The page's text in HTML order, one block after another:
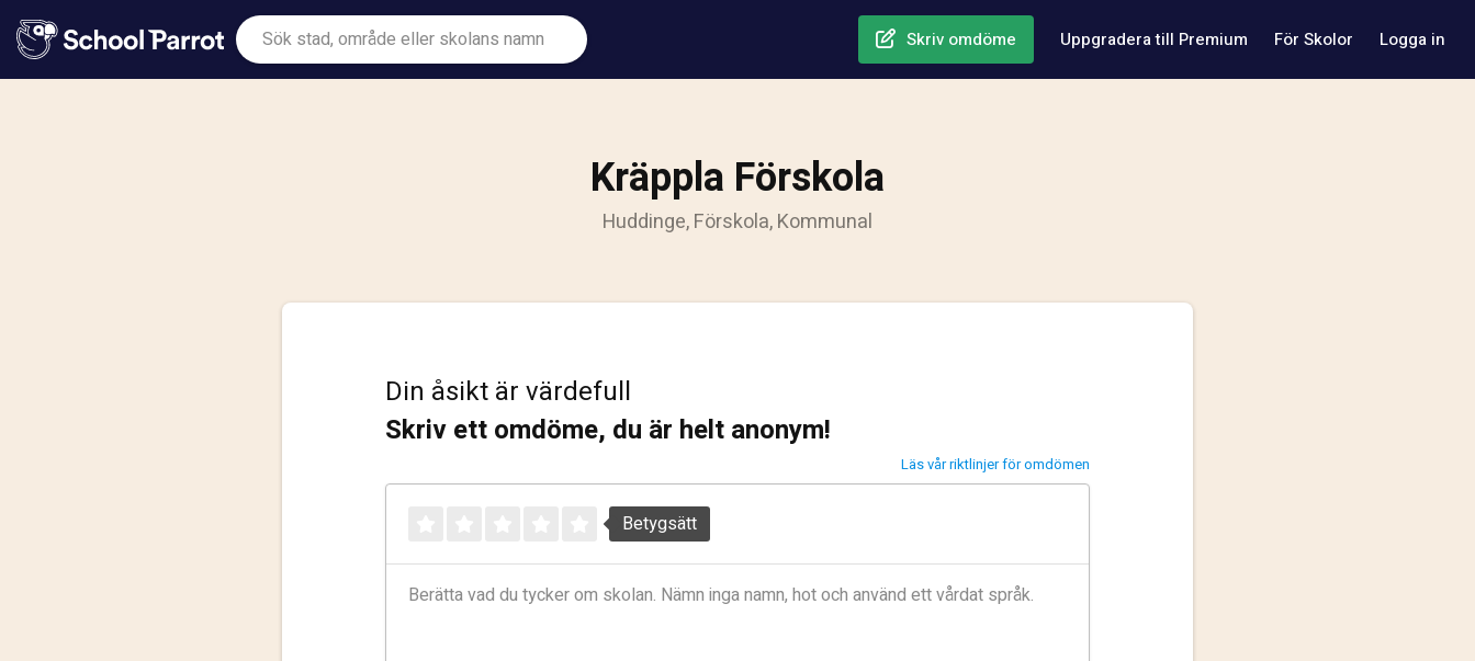
Skriv omdöme Uppgradera till Premium För Skolor Logga in
Kräppla Förskola
Huddinge, Förskola, Kommunal
Din åsikt är värdefull
Skriv ett omdöme, du är helt anonym!
Läs vår riktlinjer för omdömen
Betygsätt